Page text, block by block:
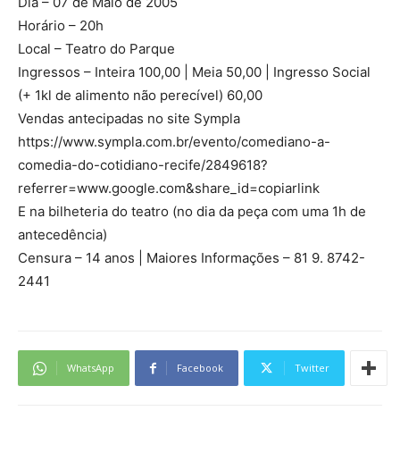
Horário – 20h
Local – Teatro do Parque
Ingressos – Inteira 100,00 | Meia 50,00 | Ingresso Social
(+ 1kl de alimento não perecível) 60,00
Vendas antecipadas no site Sympla
https://www.sympla.com.br/evento/comediano-a-
comedia-do-cotidiano-recife/2849618?
referrer=www.google.com&share_id=copiarlink
E na bilheteria do teatro (no dia da peça com uma 1h de
antecedência)
Censura – 14 anos | Maiores Informações – 81 9. 8742-
2441
WhatsApp Facebook Twitter